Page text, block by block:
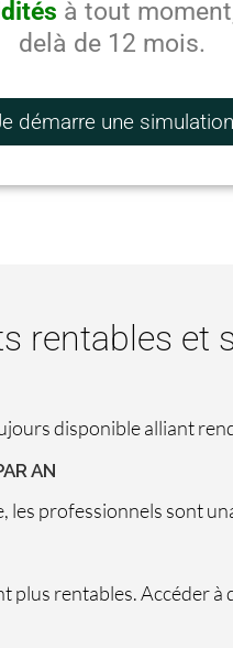
à tout
delà de 12 mois.
démarre une simulation
rentables et
disponible alliant
AN
les professionnels sont
plus rentables. Accéder